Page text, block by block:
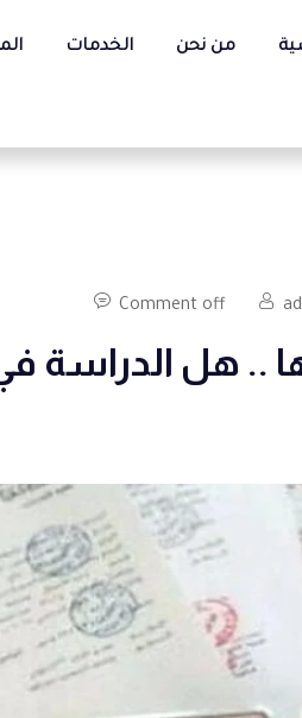
من نحن الخدمات
Comment off
.. هل